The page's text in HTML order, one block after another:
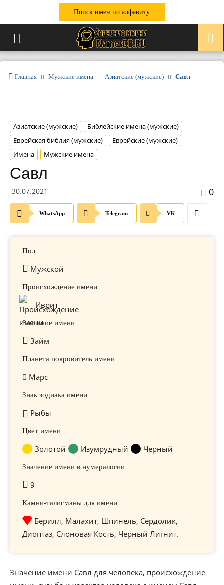
Поиск имен по алфавиту
Главная Мужские имена Азиатские (мужские) Савл
Азиатские (мужские)
Библейские имена (мужские)
Еврейская библия (мужские)
Еврейские (мужские)
Имена
Мужские имена
Савл
30.07.2021 0
WhatsApp Telegram VK
Пол
Мужской
Происхождение имени
Иврит
Значение имени
Займ
Планета покровитель имени
Марс
Знак зодиака имени
Рыбы
Цвет имени
Золотой Изумрудный Черный
Значение имени в нумералогии
9
Камни-талисманы для имени
Берилл, Малахит, Шпинель, Сердолик,
Диоптаз, Слоновая Кость, Черный Лигнит.
Значение имени Савл для человека, происхождение